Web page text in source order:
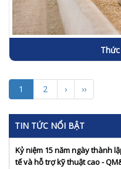
1 2 › ››
TIN TỨC NỔI BẬT
Kỷ niệm 15 năm ngày thành
tế và hỗ trợ kỹ thuật cao -